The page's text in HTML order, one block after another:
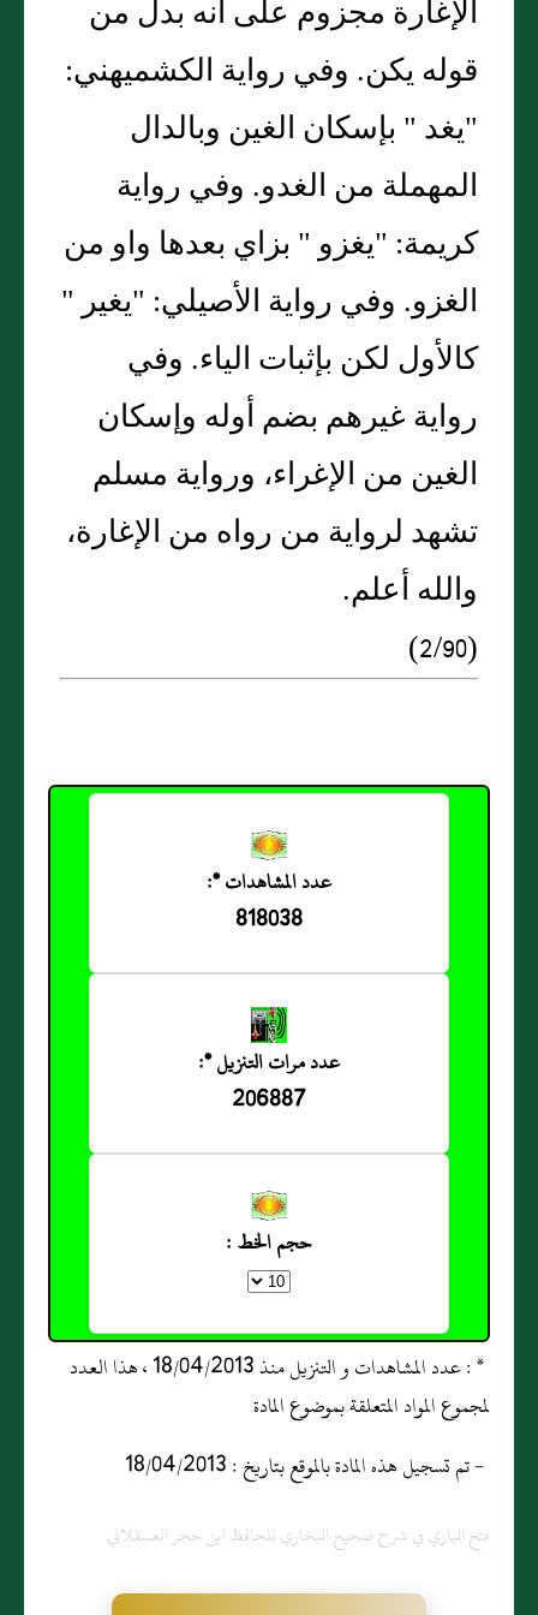
الإغارة مجزوم على أنه بدل من
قوله يكن. وفي رواية الكشميهني:
"يغد " بإسكان الغين وبالدال
المهملة من الغدو. وفي رواية
كريمة: "يغزو " بزاي بعدها واو من
الغزو. وفي رواية الأصيلي: "يغير "
كالأول لكن بإثبات الياء. وفي
رواية غيرهم بضم أوله وإسكان
الغين من الإغراء، ورواية مسلم
تشهد لرواية من رواه من الإغارة،
والله أعلم.
(2/90)
عدد المشاهدات *:
818038
عدد مرات التنزيل *:
206887
حجم الخط :
* : عدد المشاهدات و التنزيل منذ 18/04/2013 ، هذا العدد
لمجموع المواد المتعلقة بموضوع المادة
- تم تسجيل هذه المادة بالموقع بتاريخ : 18/04/2013
فتح الباري في شرح صحيح البخاري للحافظ ابن حجر العسقلاني